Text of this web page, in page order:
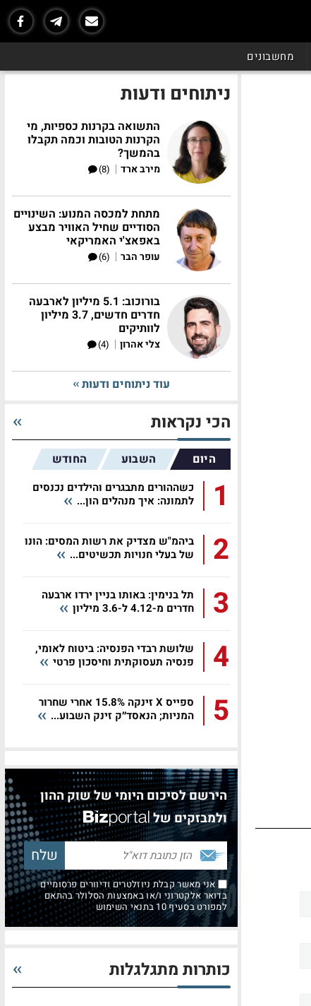
מחשבונים
ניתוחים ודעות
התשואה בקרנות כספיות, מי
הקרנות הטובות וכמה תקבלו
בהמשך?
מירב ארד |
(8)
מתחת למכסה המנוע: השינויים
הסודיים שחיל האוויר מבצע
באפאצ'י האמריקאי
עופר הבר |
(6)
בורוכוב: 5.1 מיליון לארבעה
חדרים חדשים, 3.7 מיליון
לוותיקים
צלי אהרון |
(4)
עוד ניתוחים ודעות
הכי נקראות
היום השבוע החודש
1
כשההורים מתבגרים והילדים נכנסים
לתמונה: איך מנהלים הון...
2
ביהמ"ש מצדיק את רשות המסים: הונו
של בעלי חנויות תכשיטים...
3
תל בנימין: באותו בניין ירדו ארבעה
חדרים מ-4.12 ל-3.6 מיליון
4
שלושת רבדי הפנסיה: ביטוח לאומי,
פנסיה תעסוקתית וחיסכון פרטי
5
ספייס X זינקה 15.8% אחרי שחרור
המניות; הנאסד״ק זינק השבוע...
הירשם לסיכום היומי של שוק ההון
ולמבזקים של
אני מאשר קבלת ניוזלטרים ודיוורים פרסומיים
בדואר אלקטרוני ו/או באמצעות הסלולר בהתאם
למפורט בסעיף 10 בתנאי השימוש
כותרות מתגלגלות